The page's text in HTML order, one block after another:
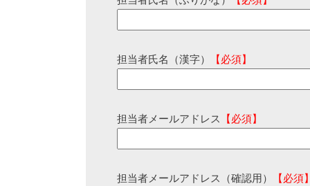
担当者氏名（漢字） 【必須】
担当者メールアドレス 【必須】
担当者メールアドレス（確認用） 【必須